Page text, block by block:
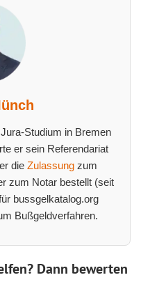
Studium in Bremen
er sein Referendariat
die Zulassung zum
zum Notar bestellt (seit
bussgelkatalog.org
Bußgeldverfahren.
Dann bewerten